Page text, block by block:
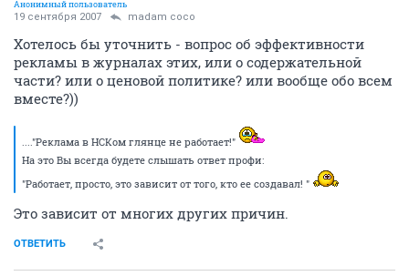
Анонимный пользователь
19 сентября 2007 madam coco
Хотелось бы уточнить - вопрос об эффективности
рекламы в журналах этих, или о содержательной
части? или о ценовой политике? или вообще обо всем
вместе?))
...."Реклама в НСКом глянце не работает!"
На это Вы всегда будете слышать ответ профи:
"Работает, просто, это зависит от того, кто ее создавал! "
Это зависит от многих других причин.
ОТВЕТИТЬ